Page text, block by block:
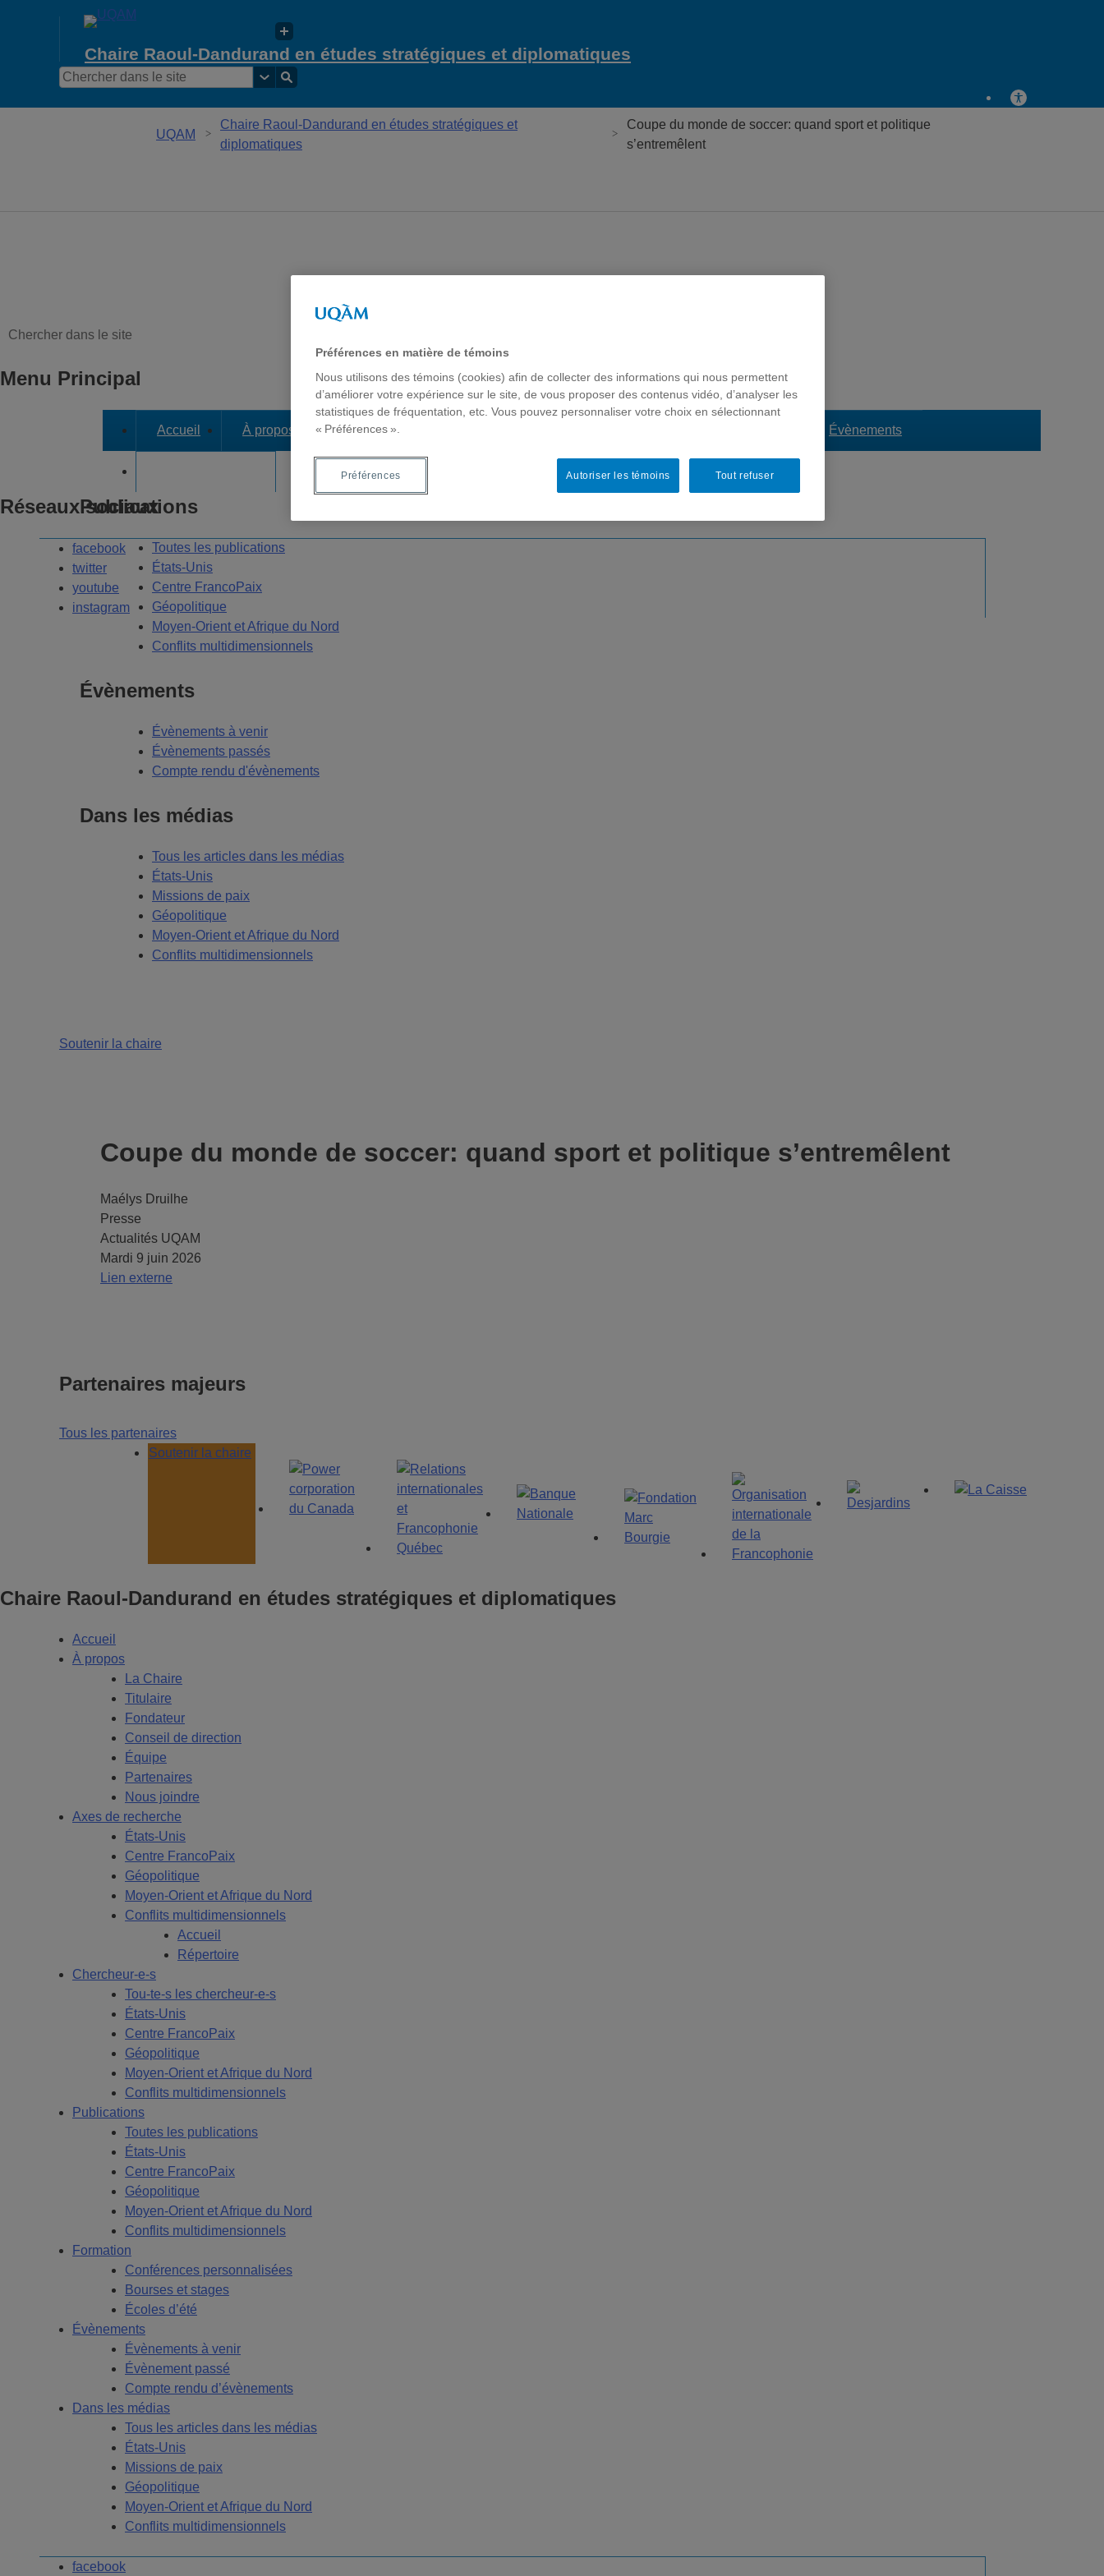
Chaire Raoul-Dandurand en études stratégiques et diplomatiques
UQAM
Chaire Raoul-Dandurand en études stratégiques et
diplomatiques
Coupe du monde de soccer: quand sport et politique
s’entremêlent
Menu Principal
Accueil À propos Axes de recherche Évènements
Réseaux sociaux
facebook
twitter
youtube
instagram
Publications
Toutes les publications
États-Unis
Centre FrancoPaix
Géopolitique
Moyen-Orient et Afrique du Nord
Conflits multidimensionnels
Évènements
Évènements à venir
Évènements passés
Compte rendu d'évènements
Dans les médias
Tous les articles dans les médias
États-Unis
Missions de paix
Géopolitique
Moyen-Orient et Afrique du Nord
Conflits multidimensionnels
Soutenir la chaire
Coupe du monde de soccer: quand sport et politique s’entremêlent
Maélys Druilhe
Presse
Actualités UQAM
Mardi 9 juin 2026
Lien externe
Partenaires majeurs
Tous les partenaires
Soutenir la chaire
Chaire Raoul-Dandurand en études stratégiques et diplomatiques
Accueil
À propos
La Chaire
Titulaire
Fondateur
Conseil de direction
Équipe
Partenaires
Nous joindre
Axes de recherche
États-Unis
Centre FrancoPaix
Géopolitique
Moyen-Orient et Afrique du Nord
Conflits multidimensionnels
Accueil
Répertoire
Chercheur-e-s
Tou-te-s les chercheur-e-s
États-Unis
Centre FrancoPaix
Géopolitique
Moyen-Orient et Afrique du Nord
Conflits multidimensionnels
Publications
Toutes les publications
États-Unis
Centre FrancoPaix
Géopolitique
Moyen-Orient et Afrique du Nord
Conflits multidimensionnels
Formation
Conférences personnalisées
Bourses et stages
Écoles d’été
Évènements
Évènements à venir
Évènement passé
Compte rendu d’évènements
Dans les médias
Tous les articles dans les médias
États-Unis
Missions de paix
Géopolitique
Moyen-Orient et Afrique du Nord
Conflits multidimensionnels
facebook
Préférences en matière de témoins
Nous utilisons des témoins (cookies) afin de collecter des informations qui nous permettent
d’améliorer votre expérience sur le site, de vous proposer des contenus vidéo, d’analyser les
statistiques de fréquentation, etc. Vous pouvez personnaliser votre choix en sélectionnant
« Préférences ».
Tout refuser
Autoriser les témoins
Préférences